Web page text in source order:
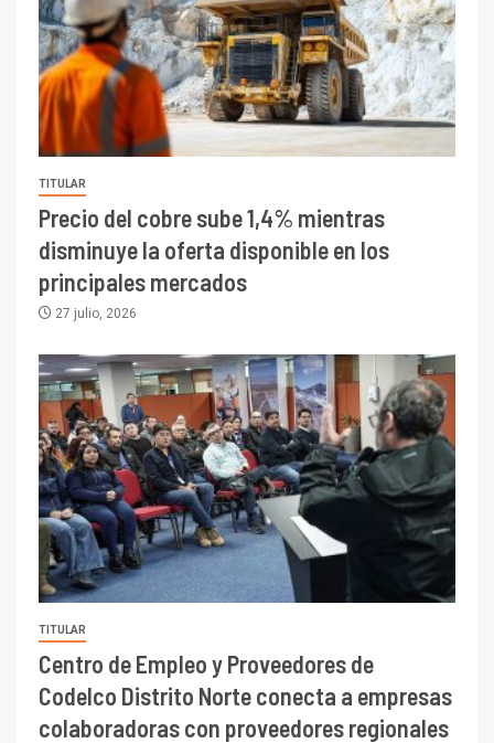
TITULAR
Precio del cobre sube 1,4% mientras
disminuye la oferta disponible en los
principales mercados
27 julio, 2026
TITULAR
Centro de Empleo y Proveedores de
Codelco Distrito Norte conecta a empresas
colaboradoras con proveedores regionales